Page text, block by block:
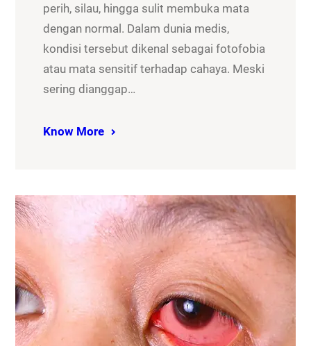
perih, silau, hingga sulit membuka mata
dengan normal. Dalam dunia medis,
kondisi tersebut dikenal sebagai fotofobia
atau mata sensitif terhadap cahaya. Meski
sering dianggap…
Know More